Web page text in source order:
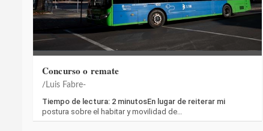
Concurso o remate
Luis Fabre-
Tiempo de lectura: 2 minutosEn lugar de reiterar mi
postura sobre el habitar y movilidad de…